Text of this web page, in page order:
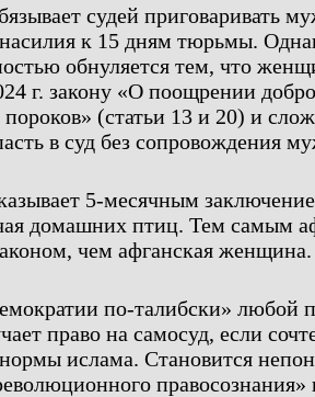
судей приговаривать
к 15 дням тюрьмы.
обнуляется тем, что
г. закону «О поощрении
(статьи 13 и 20) и
в суд без сопровождения
5-месячным
домашних птиц. Тем самым
чем афганская женщина.
по-талибски» любой
право на самосуд, если
ислама. Становится